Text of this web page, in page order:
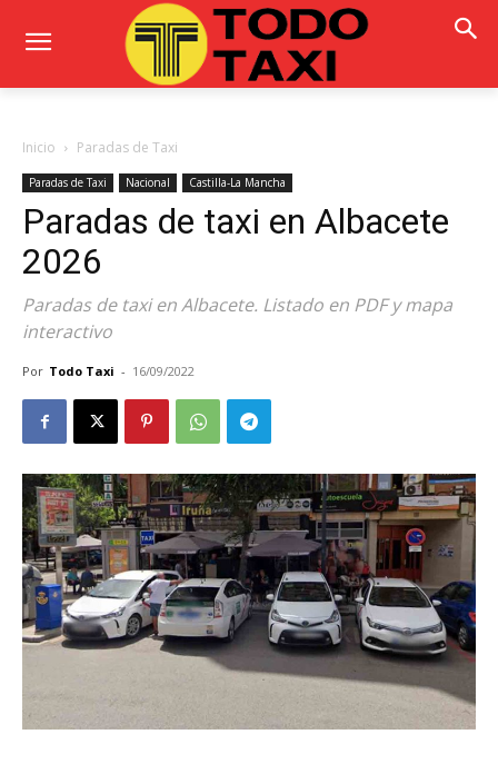
Inicio Paradas de Taxi
Paradas de Taxi Nacional Castilla-La Mancha
Paradas de taxi en Albacete
2026
Paradas de taxi en Albacete. Listado en PDF y mapa
interactivo
Por Todo Taxi - 16/09/2022